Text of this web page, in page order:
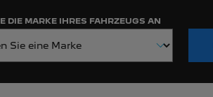
DIE MARKE IHRES FAHRZEUGS AN